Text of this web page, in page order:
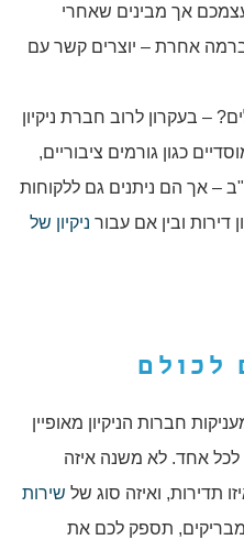
אך מבינים שאחרי
ברמה אחרת – יוצרים קשר עם
– בעקרון לרוב חברת ניקיון
כגון גורמים ציבוריים,
– אך הם ניתנים גם ללקוחות
דירות ובין אם עבור ניקיון של
לכולם
חברות הניקיון מאופיין
אחד. לא משנה איזה
תדירות, ואיזה סוג של שירות
תספק לכם את